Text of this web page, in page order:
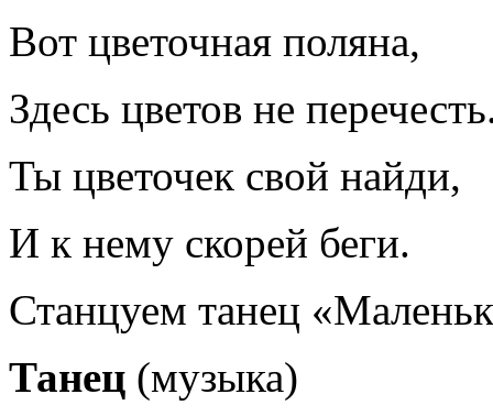
Вот цветочная поляна,
Здесь цветов не
Ты цветочек свой найди,
И к нему скорей беги.
Станцуем танец
Танец (музыка)